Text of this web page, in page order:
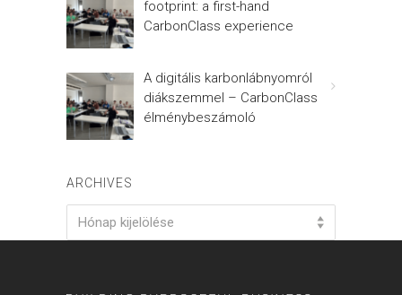
footprint: a first-hand
CarbonClass experience
A digitális karbonlábnyomról
diákszemmel – CarbonClass
élménybeszámoló
ARCHIVES
Hónap kijelölése